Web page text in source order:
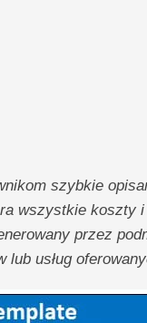
szybkie
wszystkie koszty i
przez
usług